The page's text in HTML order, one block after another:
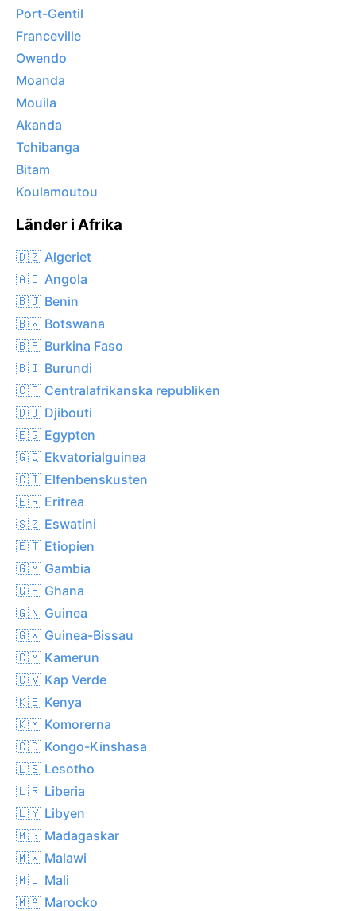
Port-Gentil
Franceville
Owendo
Moanda
Mouila
Akanda
Tchibanga
Bitam
Koulamoutou
Länder i Afrika
🇩🇿 Algeriet
🇦🇴 Angola
🇧🇯 Benin
🇧🇼 Botswana
🇧🇫 Burkina Faso
🇧🇮 Burundi
🇨🇫 Centralafrikanska republiken
🇩🇯 Djibouti
🇪🇬 Egypten
🇬🇶 Ekvatorialguinea
🇨🇮 Elfenbenskusten
🇪🇷 Eritrea
🇸🇿 Eswatini
🇪🇹 Etiopien
🇬🇲 Gambia
🇬🇭 Ghana
🇬🇳 Guinea
🇬🇼 Guinea-Bissau
🇨🇲 Kamerun
🇨🇻 Kap Verde
🇰🇪 Kenya
🇰🇲 Komorerna
🇨🇩 Kongo-Kinshasa
🇱🇸 Lesotho
🇱🇷 Liberia
🇱🇾 Libyen
🇲🇬 Madagaskar
🇲🇼 Malawi
🇲🇱 Mali
🇲🇦 Marocko